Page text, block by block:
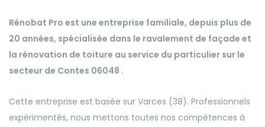
Rénobat Pro est une entreprise familiale, depuis plus de
20 années, spécialisée dans le ravalement de façade et
la rénovation de toiture au service du particulier sur le
secteur de Contes 06048 .
Cette entreprise est basée sur Varces (38). Professionnels
expérimentés, nous mettons toutes nos compétences à